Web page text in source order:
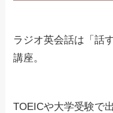
ラジオ英会話は「話
講座。
TOEICや大学受験で